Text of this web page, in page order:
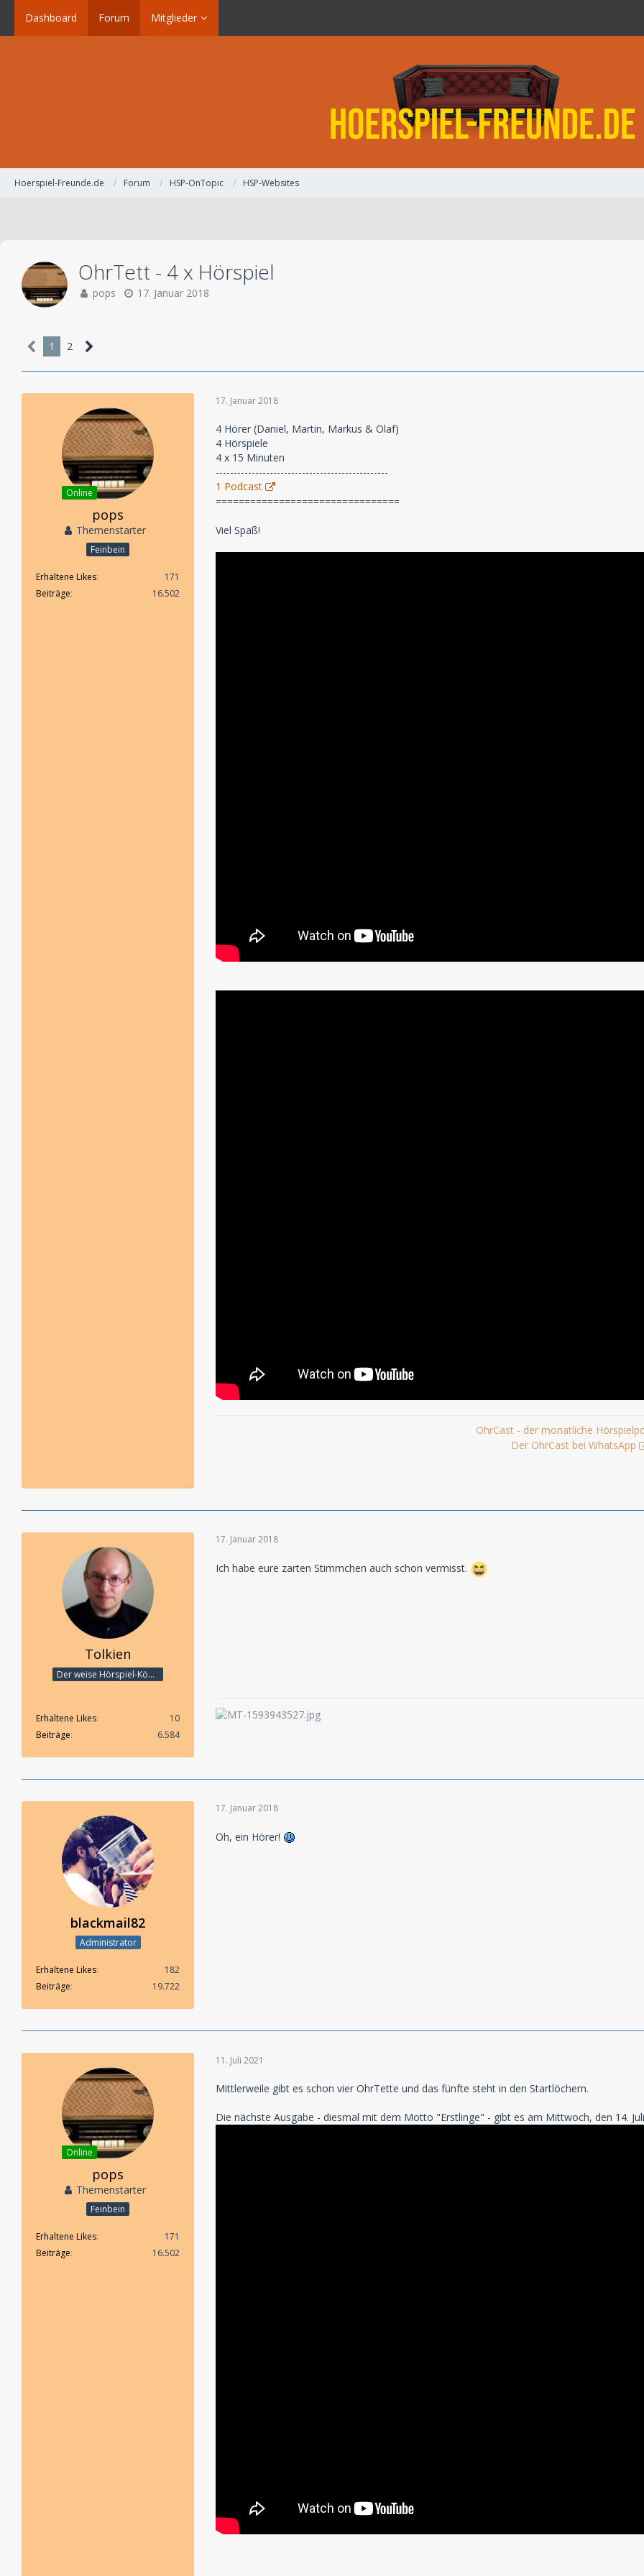
Dashboard Forum Mitglieder
Hoerspiel-Freunde.de Forum HSP-OnTopic HSP-Websites
OhrTett - 4 x Hörspiel
pops 17. Januar 2018
1 2
Online
pops
Themenstarter
Feinbein
Erhaltene Likes
171
Beiträge
16.502
17. Januar 2018
4 Hörer (Daniel, Martin, Markus & Olaf)
4 Hörspiele
4 x 15 Minuten
------------------------------------------------
1 Podcast
================================
Viel Spaß!
OhrCast - der monatliche
Der OhrCast bei WhatsApp
Tolkien
Der weise Hörspiel-König
Erhaltene Likes
10
Beiträge
6.584
17. Januar 2018
Ich habe eure zarten Stimmchen auch schon vermisst.
blackmail82
Administrator
Erhaltene Likes
182
Beiträge
19.722
17. Januar 2018
Oh, ein Hörer!
Online
pops
Themenstarter
Feinbein
Erhaltene Likes
171
Beiträge
16.502
11. Juli 2021
Mittlerweile gibt es schon vier OhrTette und das fünfte steht in den Startlöchern.
Die nächste Ausgabe - diesmal mit dem Motto "Erstlinge" - gibt es am Mittwoch, den 14.